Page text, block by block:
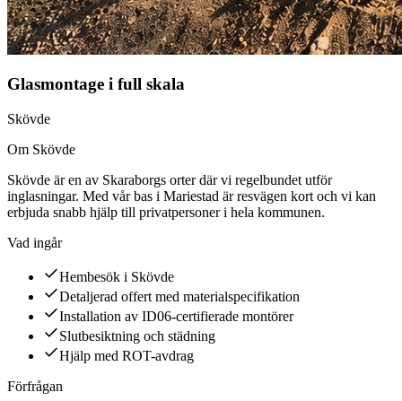
Glasmontage i full skala
Skövde
Om Skövde
Skövde är en av Skaraborgs orter där vi regelbundet utför
inglasningar. Med vår bas i Mariestad är resvägen kort och vi kan
erbjuda snabb hjälp till privatpersoner i hela kommunen.
Vad ingår
Hembesök i Skövde
Detaljerad offert med materialspecifikation
Installation av ID06-certifierade montörer
Slutbesiktning och städning
Hjälp med ROT-avdrag
Förfrågan